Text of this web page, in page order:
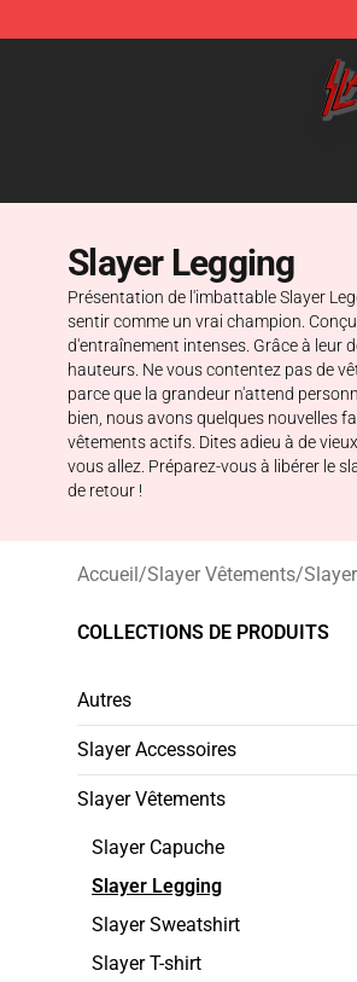
Slayer Store - Official Slayer
Slayer Legging
Présentation de l'imbattable Slayer
sentir comme un vrai champion.
d'entraînement intenses. Grâce à leur
hauteurs. Ne vous contentez pas de
parce que la grandeur n'attend
bien, nous avons quelques nouvelles
vêtements actifs. Dites adieu à de
vous allez. Préparez-vous à libérer le
de retour !
Accueil/Slayer Vêtements/
COLLECTIONS DE PRODUITS
Autres
Slayer Accessoires
Slayer Vêtements
Slayer Capuche
Slayer Legging
Slayer Sweatshirt
Slayer T-shirt